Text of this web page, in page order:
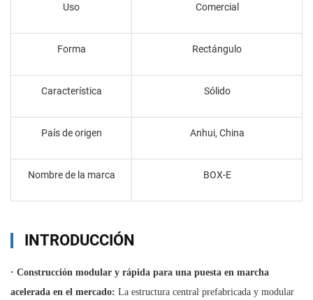
Uso Comercial
Forma Rectángulo
Característica Sólido
País de origen Anhui, China
Nombre de la marca BOX-E
INTRODUCCIÓN
· Construcción modular y rápida para una puesta en marcha
acelerada en el mercado: La estructura central prefabricada y modular